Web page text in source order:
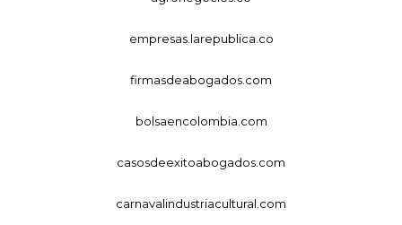
empresas.larepublica.co
firmasdeabogados.com
bolsaencolombia.com
casosdeexitoabogados.com
carnavalindustriacultural.com